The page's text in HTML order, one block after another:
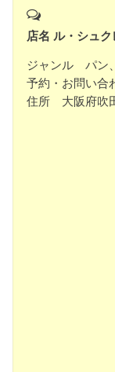
店名 ル・シュ
ジャンル パン
予約・お問い
住所 大阪府吹